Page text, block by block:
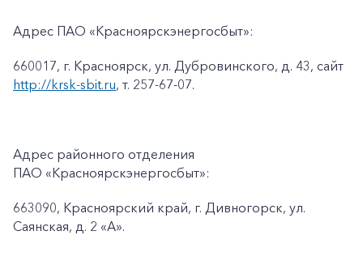
Адрес ПАО «Красноярскэнергосбыт»:
660017, г. Красноярск, ул. Дубровинского, д. 43, сайт
http://krsk-sbit.ru, т. 257-67-07.
Адрес районного отделения
ПАО «Красноярскэнергосбыт»:
663090, Красноярский край, г. Дивногорск, ул.
Саянская, д. 2 «А».